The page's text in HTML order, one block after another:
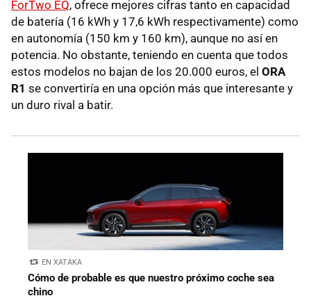
ForTwo EQ, ofrece mejores cifras tanto en capacidad
de batería (16 kWh y 17,6 kWh respectivamente) como
en autonomía (150 km y 160 km), aunque no así en
potencia. No obstante, teniendo en cuenta que todos
estos modelos no bajan de los 20.000 euros, el ORA
R1 se convertiría en una opción más que interesante y
un duro rival a batir.
EN XATAKA
Cómo de probable es que nuestro próximo coche sea
chino